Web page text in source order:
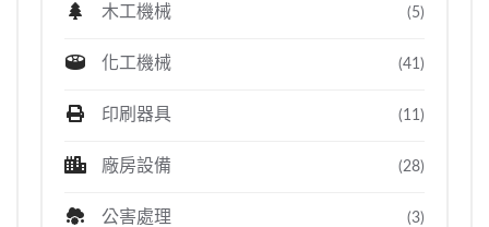
木工機械 (5)
化工機械 (41)
印刷器具 (11)
廠房設備 (28)
公害處理 (3)